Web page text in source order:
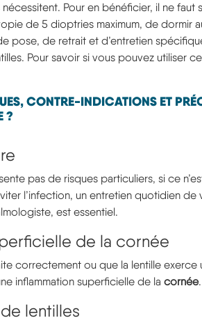
nécessitent. Pour en bénéficier, il ne
de 5 dioptries maximum, de dormir
pose, de retrait et d’entretien
Pour savoir si vous pouvez utiliser
CONTRE-INDICATIONS ET
?
pas de risques particuliers, si ce
l’infection, un entretien quotidien
est essentiel.
de la cornée
correctement ou que la lentille
inflammation superficielle de la cornée
lentilles